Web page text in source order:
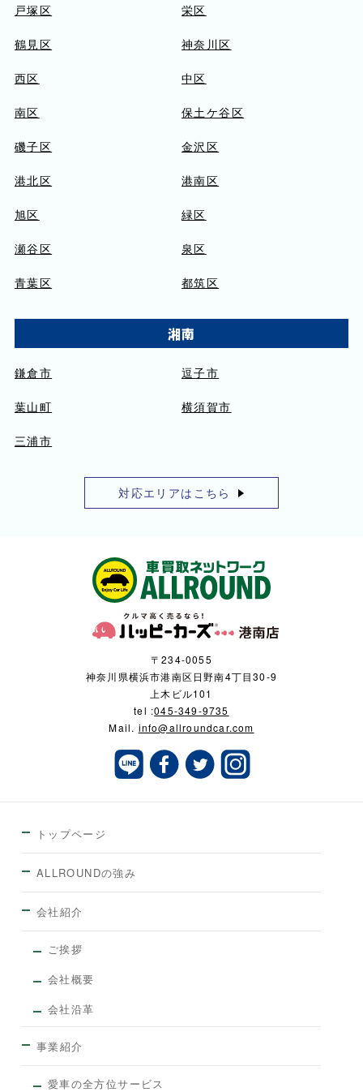
戸塚区 栄区
鶴見区 神奈川区
西区 中区
南区 保土ケ谷区
磯子区 金沢区
港北区 港南区
旭区 緑区
瀬谷区 泉区
青葉区 都筑区
湘南
鎌倉市 逗子市
葉山町 横須賀市
三浦市
対応エリアはこちら
〒234-0055
神奈川県横浜市港南区日野南4丁目30-9
上木ビル101
tel :045-349-9735
Mail. info@allroundcar.com
トップページ
ALLROUNDの強み
会社紹介
ご挨拶
会社概要
会社沿革
事業紹介
愛車の全方位サービス